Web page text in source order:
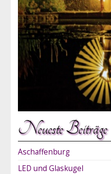
Neueste Beiträge
Aschaffenburg
LED und Glaskugel